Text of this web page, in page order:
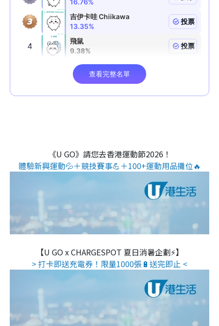
《U GO》請您去香港運動節2026！
體驗新興運動💦＋競技賽事💪＋100+運動用品攤位🔥
【U GO x CHARGESPOT 夏日消暑企劃⚡】
> 打卡即送充電券！限量1000張🔋送完即止 <